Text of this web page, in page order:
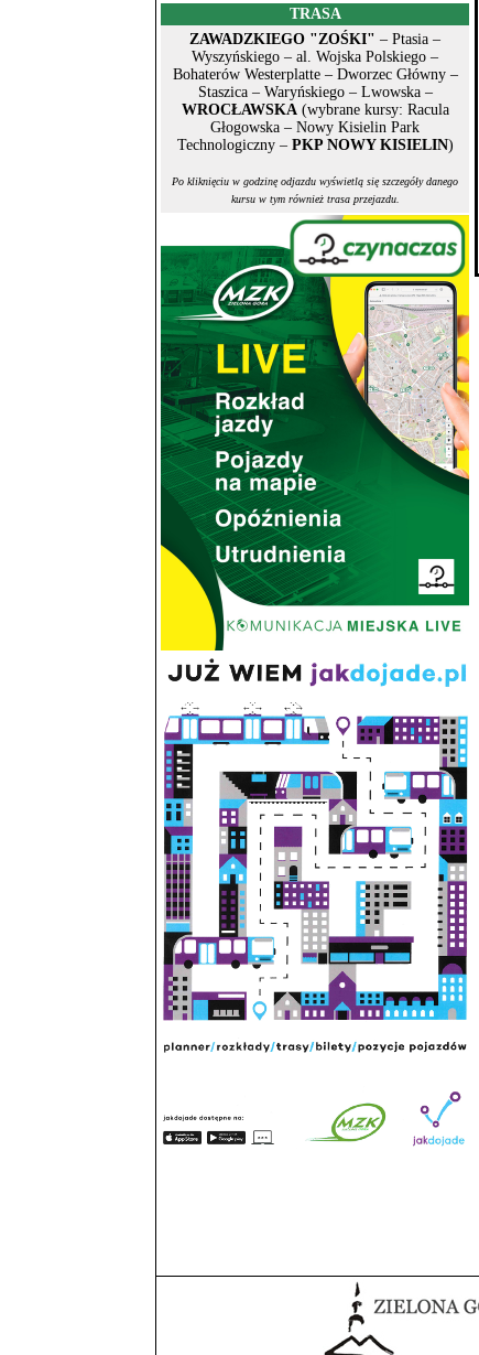
TRASA
ZAWADZKIEGO "ZOŚKI" – Ptasia –
Wyszyńskiego – al. Wojska Polskiego –
Bohaterów Westerplatte – Dworzec Główny –
Staszica – Waryńskiego – Lwowska –
WROCŁAWSKA(wybrane kursy: Racula
Głogowska – Nowy Kisielin Park
Technologiczny – PKP NOWY KISIELIN)
Po kliknięciu w godzinę odjazdu wyświetlą się szczegóły danego
kursu w tym również trasa przejazdu.